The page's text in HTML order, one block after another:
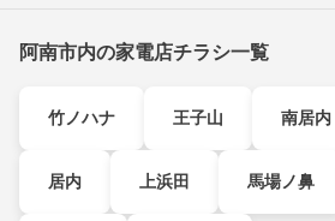
阿南市内の家電店チラシ一覧
竹ノハナ 王子山 南居内
居内 上浜田 馬場ノ鼻